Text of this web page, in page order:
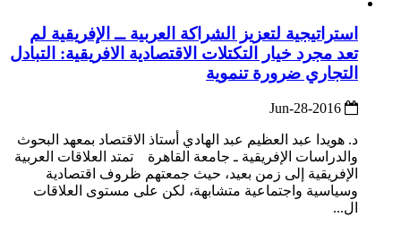
استراتيجية لتعزيز الشراكة العربية ــ الإفريقية لم
تعد مجرد خيار التكتلات الاقتصادية الافريقية: التبادل
التجاري ضرورة تنموية
د. هويدا عبد العظيم عبد الهادي أستاذ الاقتصاد بمعهد البحوث
والدراسات الإفريقية ـ جامعة القاهرة تمتد العلاقات العربية
الإفريقية إلى زمن بعيد، حيث جمعتهم ظروف اقتصادية
وسياسية واجتماعية متشابهة، لكن على مستوى العلاقات
ال...